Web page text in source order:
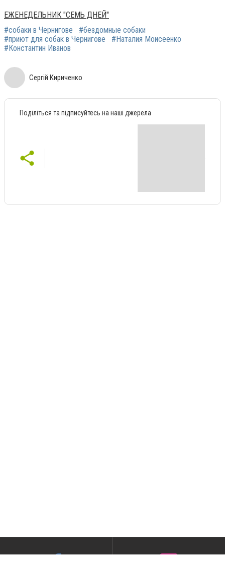
ЕЖЕНЕДЕЛЬНИК "СЕМЬ ДНЕЙ"
#собаки в Чернигове
#бездомные собаки
#приют для собак в Чернигове
#Наталия Моисеенко
#Константин Иванов
Сергій Кириченко
Поділіться та підписуйтесь на наші джерела